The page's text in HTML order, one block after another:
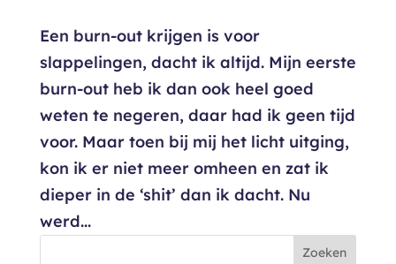
Een burn-out krijgen is voor
slappelingen, dacht ik altijd. Mijn eerste
burn-out heb ik dan ook heel goed
weten te negeren, daar had ik geen tijd
voor. Maar toen bij mij het licht uitging,
kon ik er niet meer omheen en zat ik
dieper in de ‘shit’ dan ik dacht. Nu
werd...